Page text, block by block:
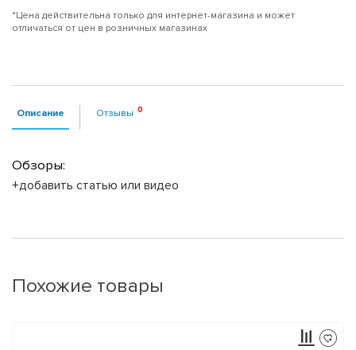
*Цена действительна только для интернет-магазина и может
отличаться от цен в розничных магазинах
Описание Отзывы
Обзоры:
+добавить статью или видео
Похожие товары